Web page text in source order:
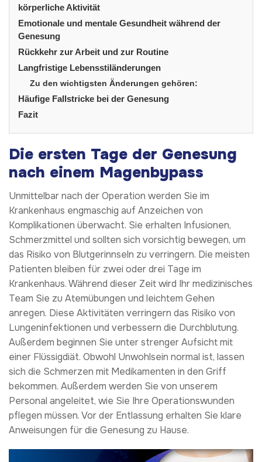
körperliche Aktivität
Emotionale und mentale Gesundheit während der
Genesung
Rückkehr zur Arbeit und zur Routine
Langfristige Lebensstiländerungen
Zu den wichtigsten Änderungen gehören:
Häufige Fallstricke bei der Genesung
Fazit
Die ersten Tage der Genesung
nach einem Magenbypass
Unmittelbar nach der Operation werden Sie im
Krankenhaus engmaschig auf Anzeichen von
Komplikationen überwacht. Sie erhalten Infusionen,
Schmerzmittel und sollten sich vorsichtig bewegen, um
das Risiko von Blutgerinnseln zu verringern. Die meisten
Patienten bleiben für zwei oder drei Tage im
Krankenhaus. Während dieser Zeit wird Ihr medizinisches
Team Sie zu Atemübungen und leichtem Gehen
anregen. Diese Aktivitäten verringern das Risiko von
Lungeninfektionen und verbessern die Durchblutung.
Außerdem beginnen Sie unter strenger Aufsicht mit
einer Flüssigdiät. Obwohl Unwohlsein normal ist, lassen
sich die Schmerzen mit Medikamenten in den Griff
bekommen. Außerdem werden Sie von unserem
Personal angeleitet, wie Sie Ihre Operationswunden
pflegen müssen. Vor der Entlassung erhalten Sie klare
Anweisungen für die Genesung zu Hause.